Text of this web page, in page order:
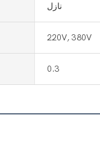
نازل
220V, 380V
0.3